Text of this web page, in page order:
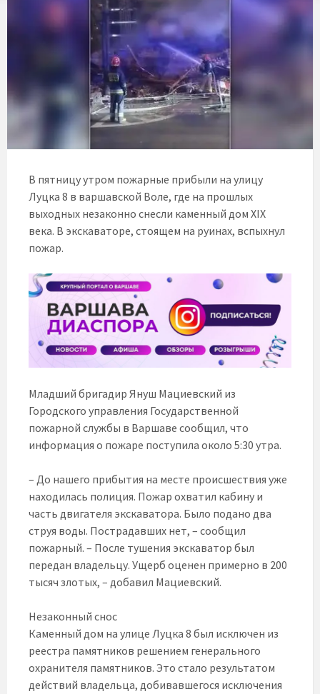
В пятницу утром пожарные прибыли на улицу
Луцка 8 в варшавской Волe, где на прошлых
выходных незаконно снесли каменный дом XIX
века. В экскаваторе, стоящем на руинах, вспыхнул
пожар.
Младший бригадир Януш Мациевский из
Городского управления Государственной
пожарной службы в Варшаве сообщил, что
информация о пожаре поступила около 5:30 утра.
– До нашего прибытия на месте происшествия уже
находилась полиция. Пожар охватил кабину и
часть двигателя экскаватора. Было подано два
струя воды. Пострадавших нет, – сообщил
пожарный. – После тушения экскаватор был
передан владельцу. Ущерб оценен примерно в 200
тысяч злотых, – добавил Мациевский.
Незаконный снос
Каменный дом на улице Луцка 8 был исключен из
реестра памятников решением генерального
охранителя памятников. Это стало результатом
действий владельца, добивавшегося исключения